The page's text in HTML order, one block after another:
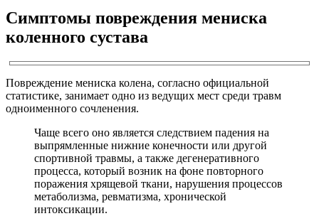
Симптомы повреждения мениска
коленного сустава
Повреждение мениска колена, согласно официальной
статистике, занимает одно из ведущих мест среди травм
одноименного сочленения.
Чаще всего оно является следствием падения на
выпрямленные нижние конечности или другой
спортивной травмы, а также дегенеративного
процесса, который возник на фоне повторного
поражения хрящевой ткани, нарушения процессов
метаболизма, ревматизма, хронической
интоксикации.